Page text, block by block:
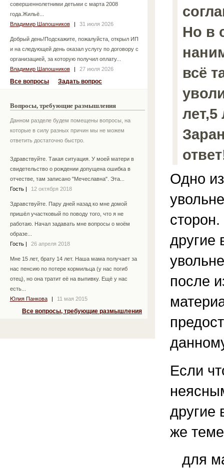
совершеннолетними детьми с марта 2008
года.Жильё...
Владимир Шапошников
| 31 июля 2026
Добрый день!Подскажите, пожалуйста, открыл ИП
и на следующей день оказал услугу по договору с
организацией, за которую получил оплату...
Владимир Шапошников
| 27 июля 2026
Все вопросы Задать вопрос
Вопросы, требующие размышления
Данном разделе будем помещены вопросы, на
которые в силу разных причин мы не можем
ответить достаточно быстро.
Здравствуйте. Такая ситуация. У моей матери в
свидетельство о рождении допущена ошибка в
отчестве, там записано "Мечеславна". Эта...
Гость
12 октября 2018
Здравствуйте. Пару дней назад ко мне домой
пришёл участковый по поводу того, что я не
работаю. Начал задавать мне вопросы о моём
образе...
Гость
26 апреля 2018
Мне 15 лет, брату 14 лет. Наша мама получает за
нас пенсию по потере кормильца (у нас погиб
отец), но она тратит её на выпивку. Ещё у нас
есть...
Юлия Панкова
11 мая 2015
Все вопросы, требующие размышления
Но в
всё
лет,5
Одно
сторон.
другие
после
Если
другие
же
для